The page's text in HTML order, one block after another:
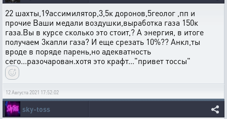
22 шахты,19ассимилятор,3,5к доронов,5геолог ,пп и
прочие Ваши медали воздушки,выработка газа 150к
газа.Вы в курсе сколько это стоит,? А энергия, в итоге
получаем 3капли газа? И еще срезать 10%?? Анкл,ты
вроде в поряде парень,но адекватность
сего...разочарован.хотя это крафт..."привет тоссы"
12 Августа 2021 17:52:02
sky-toss